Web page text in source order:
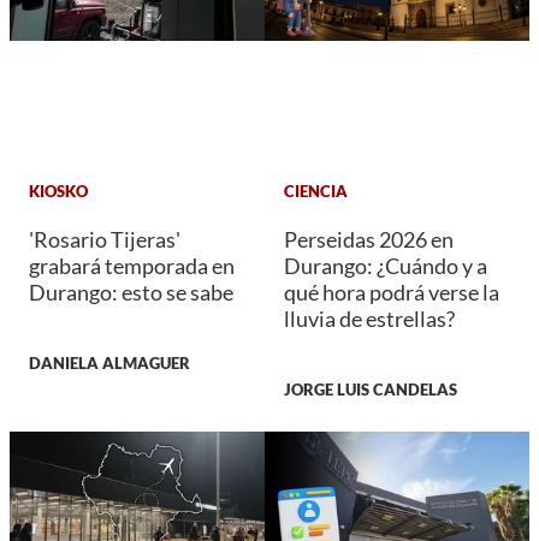
KIOSKO
'Rosario Tijeras'
grabará temporada en
Durango: esto se sabe
DANIELA ALMAGUER
CIENCIA
Perseidas 2026 en
Durango: ¿Cuándo y a
qué hora podrá verse la
lluvia de estrellas?
JORGE LUIS CANDELAS